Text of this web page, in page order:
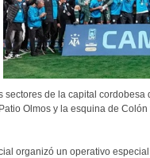
de la capital
Olmos y la esquina de
organizó un operativo